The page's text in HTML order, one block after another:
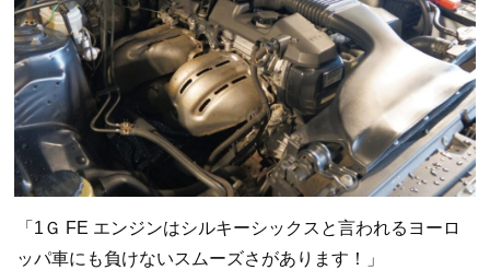
「1Ｇ FE エンジンはシルキーシックスと言われるヨーロ
ッパ車にも負けないスムーズさがあります！」